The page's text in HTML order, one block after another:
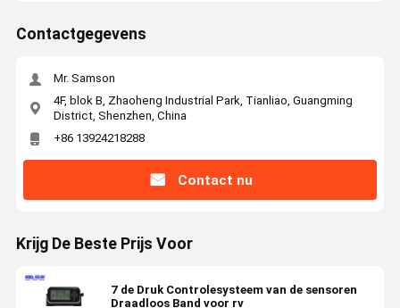
Contactgegevens
Mr. Samson
4F, blok B, Zhaoheng Industrial Park, Tianliao, Guangming
District, Shenzhen, China
+86 13924218288
Contact nu
Krijg De Beste Prijs Voor
7 de Druk Controlesysteem van de sensoren
Draadloos Band voor rv